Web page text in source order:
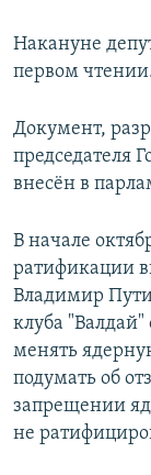
Накануне
первом
Документ,
председателя
внесён в
В начале
ратификации
Владимир
клуба "Валдай"
менять
подумать об
запрещении
не